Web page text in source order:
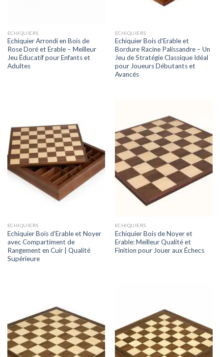
ECHIQUIERS
Echiquier Arrondi en Bois de
Rose Doré et Erable – Meilleur
Jeu Éducatif pour Enfants et
Adultes
ECHIQUIERS
Echiquier Bois d’Erable et
Bordure Racine Palissandre – Un
Jeu de Stratégie Classique Idéal
pour Joueurs Débutants et
Avancés
ECHIQUIERS
Echiquier Bois d’Erable et Noyer
avec Compartiment de
Rangement en Cuir | Qualité
Supérieure
ECHIQUIERS
Echiquier Bois de Noyer et
Erable: Meilleur Qualité et
Finition pour Jouer aux Échecs